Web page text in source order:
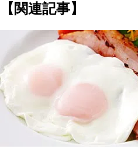
【関連記事】